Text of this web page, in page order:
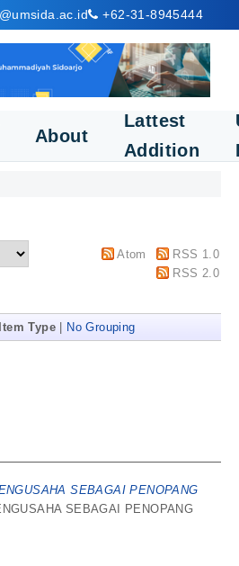
+62-31-8945444
About
Lattest
Addition
Atom
RSS 1.0
RSS 2.0
Item Type No Grouping
SEBAGAI PENOPANG
SEBAGAI PENOPANG